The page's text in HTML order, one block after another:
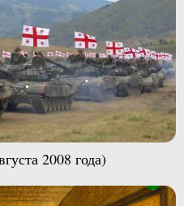
2008 года)